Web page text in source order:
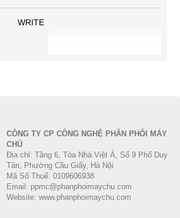
WRITE
CÔNG TY CP CÔNG NGHỆ PHÂN PHỐI MÁY
CHỦ
Địa chỉ: Tầng 6, Tòa Nhà Việt Á, Số 9 Phố Duy
Tân, Phường Cầu Giấy, Hà Nội
Mã Số Thuế: 0109606938
Email: ppmc@phanphoimaychu.com
Website: www.phanphoimaychu.com